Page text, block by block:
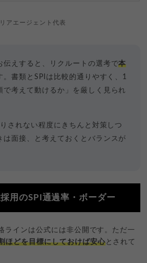
アエージェント代表
伝えすると、リクルートの選考で本
。書類とSPIは比較的通りやすく、1
で考えて動けるか」を厳しく見られ
されない程度にきちんと対策しつ
は面接、と考えておくとバランスが
用のSPI通過率・ボーダー
ラインは公式には非公開です。ただ一
ほどを目標にしておけば安心とされて